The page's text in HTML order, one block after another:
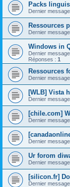
Packs
Dernier
Ressources
Dernier
Windows in
Dernier
Réponses : 1
Ressources
Dernier
[WLB] Vista
Dernier
[chile.com]
Dernier
Dernier
Ur forom
Dernier
[silicon.fr]
Dernier